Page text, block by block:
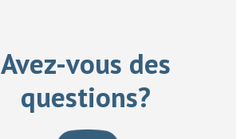
Avez-vous des
questions?